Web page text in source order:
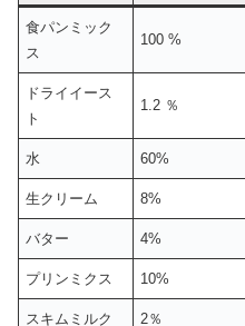
食パンミック
ス
100 %
ドライイース
ト
1.2 ％
水 60%
生クリーム 8%
バター 4%
プリンミクス 10%
スキムミルク 2％